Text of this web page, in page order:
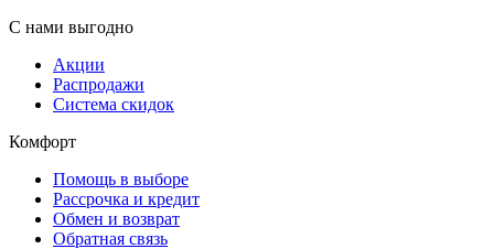
С нами выгодно
Акции
Распродажи
Система скидок
Комфорт
Помощь в выборе
Рассрочка и кредит
Обмен и возврат
Обратная связь